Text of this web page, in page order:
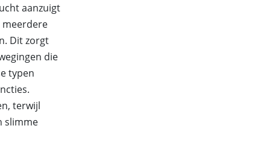
aanzuigt
meerdere
Dit zorgt
die
typen
terwijl
slimme